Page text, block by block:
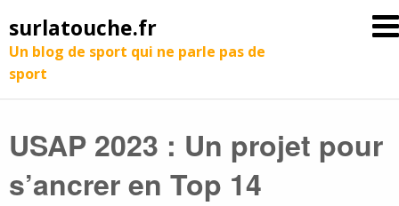
surlatouche.fr
Un blog de sport qui ne parle pas de
sport
USAP 2023 : Un projet pour
s’ancrer en Top 14